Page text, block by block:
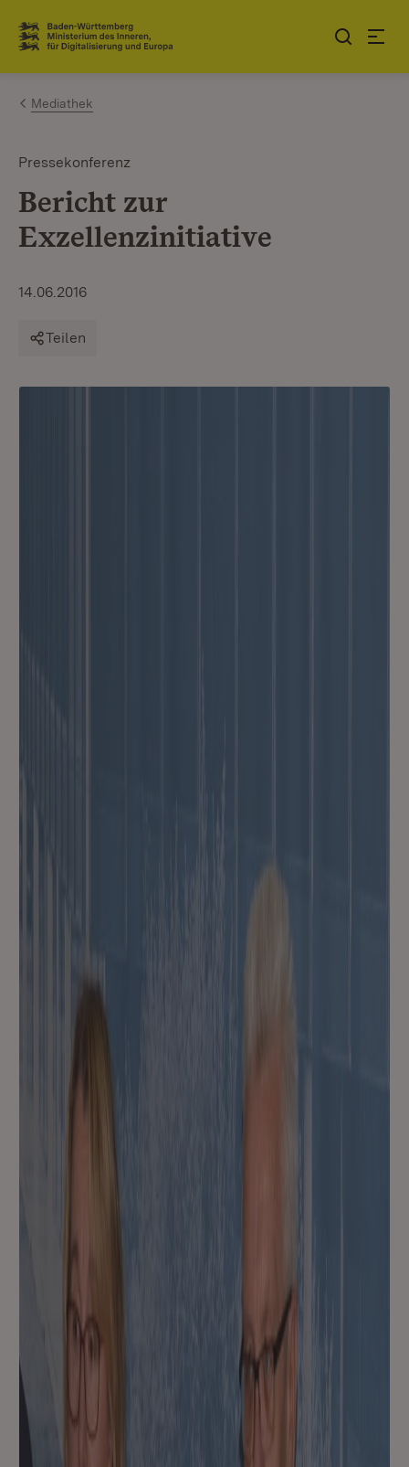
Zum Inhalt springen
Link zur Startseite
Mediathek
Pressekonferenz
Bericht zur
Exzellenzinitiative
14.06.2016
Teilen